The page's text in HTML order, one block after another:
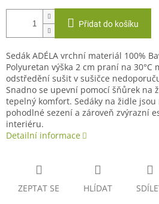
Přidat do košíku
Sedák ADÉLA vrchní materiál 100%
Polyuretan výška 2 cm praní na
odstředění sušit v sušičce
Snadno se upevní pomocí šňůrek na
tepelný komfort. Sedáky na židle
pohodlné sezení a zároveň zvýrazní
interiéru.
Detailní informace
ZEPTAT SE HLÍDAT